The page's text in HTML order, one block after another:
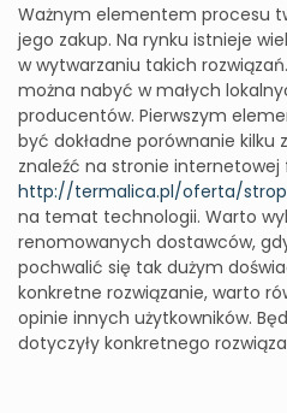
Ważnym elementem procesu
jego zakup. Na rynku istnieje
w wytwarzaniu takich
można nabyć w małych
producentów. Pierwszym
być dokładne porównanie
znaleźć na stronie internetowej
http://termalica.pl/oferta/
na temat technologii. Warto
renomowanych dostawców,
pochwalić się tak dużym
konkretne rozwiązanie, warto
opinie innych użytkowników.
dotyczyły konkretnego